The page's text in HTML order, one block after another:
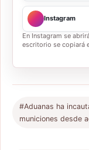
Instagram
En Instagram se
escritorio se copiará
#Aduanas ha
municiones desde